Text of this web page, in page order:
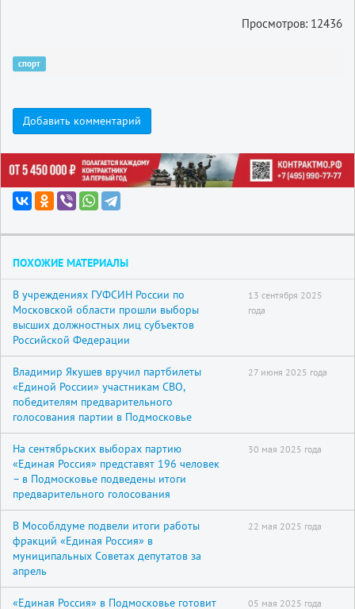
Просмотров: 12436
спорт
Добавить комментарий
ПОХОЖИЕ МАТЕРИАЛЫ
В учреждениях ГУФСИН России по
Московской области прошли выборы
высших должностных лиц субъектов
Российской Федерации
13 сентября 2025
года
Владимир Якушев вручил партбилеты
«Единой России» участникам СВО,
победителям предварительного
голосования партии в Подмосковье
27 июня 2025 года
На сентябрьских выборах партию
«Единая Россия» представят 196 человек
– в Подмосковье подведены итоги
предварительного голосования
30 мая 2025 года
В Мособлдуме подвели итоги работы
фракций «Единая Россия» в
муниципальных Советах депутатов за
апрель
22 мая 2025 года
«Единая Россия» в Подмосковье готовит
05 мая 2025 года